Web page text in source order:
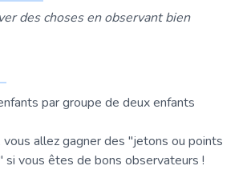
des choses en observant bien
par groupe de deux enfants
vous allez gagner des "jetons ou points
si vous êtes de bons observateurs !